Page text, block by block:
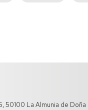
50100 La Almunia de